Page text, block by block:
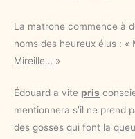
La matrone commence à
noms des heureux élus :
Mireille… »
Édouard a vite pris
mentionnera s’il ne prend
des gosses qui font la